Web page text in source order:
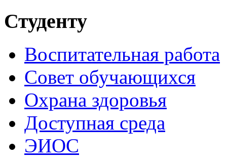
Студенту
Воспитательная работа
Совет обучающихся
Охрана здоровья
Доступная среда
ЭИОС